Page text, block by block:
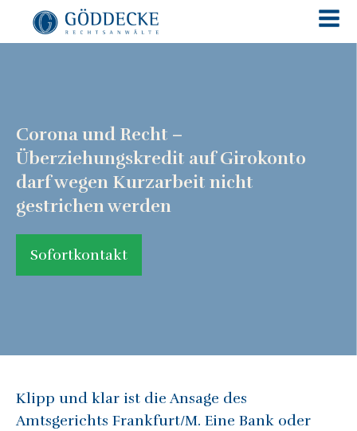
Corona und Recht –
Überziehungskredit auf Girokonto
darf wegen Kurzarbeit nicht
gestrichen werden
Sofortkontakt
Klipp und klar ist die Ansage des
Amtsgerichts Frankfurt/M. Eine Bank oder